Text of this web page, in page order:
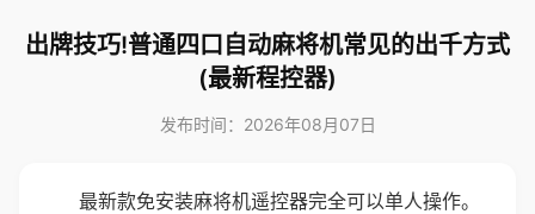
出牌技巧!普通四口自动麻将机常见的出千方式
(最新程控器)
发布时间：2026年08月07日
最新款免安装麻将机遥控器完全可以单人操作。